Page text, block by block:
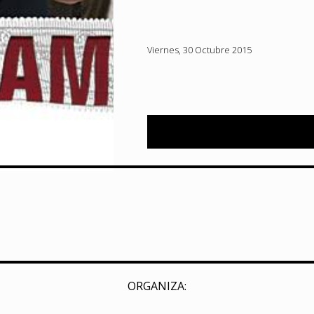
Viernes, 30 Octubre 2015
ORGANIZA: